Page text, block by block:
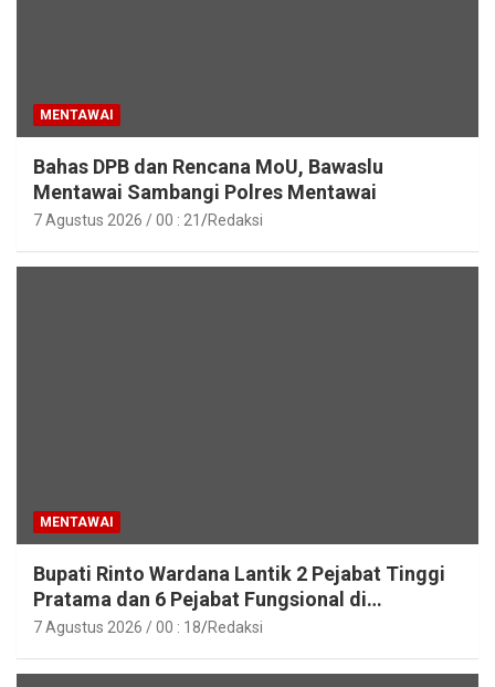
MENTAWAI
Bahas DPB dan Rencana MoU, Bawaslu
Mentawai Sambangi Polres Mentawai
7 Agustus 2026 / 00 : 21 Redaksi
MENTAWAI
Bupati Rinto Wardana Lantik 2 Pejabat Tinggi
Pratama dan 6 Pejabat Fungsional di
Lingkungan Pemkab Kepulauan Mentawai
7 Agustus 2026 / 00 : 18 Redaksi